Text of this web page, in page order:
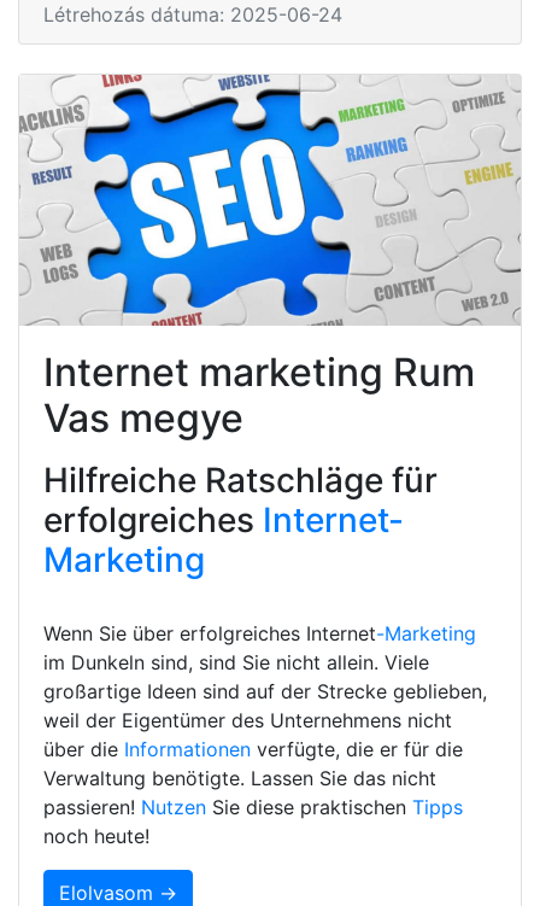
Létrehozás dátuma: 2025-06-24
Internet marketing Rum
Vas megye
Hilfreiche Ratschläge für
erfolgreiches Internet-
Marketing
Wenn Sie über erfolgreiches Internet-Marketing
im Dunkeln sind, sind Sie nicht allein. Viele
großartige Ideen sind auf der Strecke geblieben,
weil der Eigentümer des Unternehmens nicht
über die Informationen verfügte, die er für die
Verwaltung benötigte. Lassen Sie das nicht
passieren! Nutzen Sie diese praktischen Tipps
noch heute!
Elolvasom →